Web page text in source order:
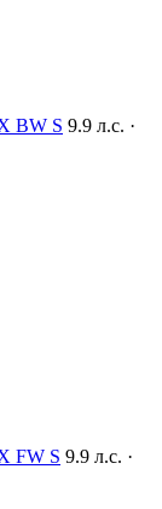
BW S 9.9 л.с. ·
FW S 9.9 л.с. ·